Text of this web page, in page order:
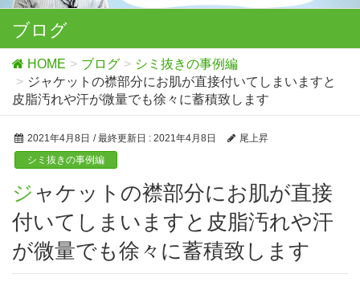
ブログ
HOME ブログ
シミ抜きの事例編
ジャケットの襟部分にお肌が直接付いてしまいますと
皮脂汚れや汗が微量でも徐々に蓄積致します
2021年4月8日 / 最終更新日 : 2021年4月8日
尾上昇
シミ抜きの事例編
ジャケットの襟部分にお肌が直接
付いてしまいますと皮脂汚れや汗
が微量でも徐々に蓄積致します